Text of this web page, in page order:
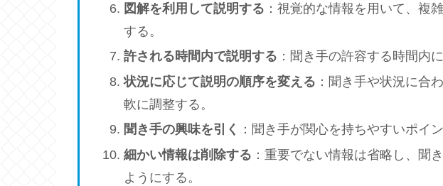
図解を利用して説明する ：視覚的な情報を用いて、複
する。
許される時間内で説明する ：聞き手の許容する時間内
状況に応じて説明の順序を変える ：聞き手や状況に合
軟に調整する。
聞き手の興味を引く
：聞き手が関心を持ちやすいポイ
細かい情報は削除する ：重要でない情報は省略し、聞
ようにする。